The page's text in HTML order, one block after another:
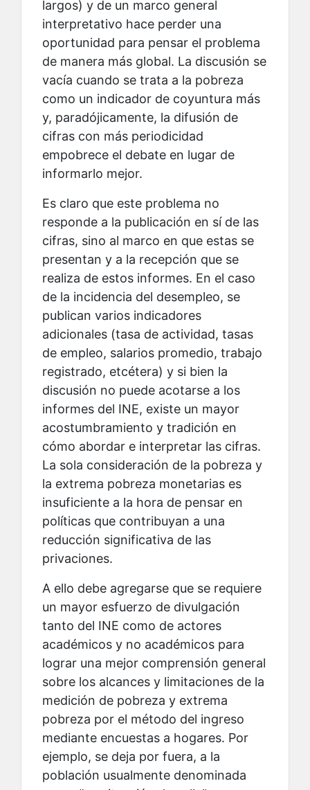
largos) y de un marco general
interpretativo hace perder una
oportunidad para pensar el problema
de manera más global. La discusión se
vacía cuando se trata a la pobreza
como un indicador de coyuntura más
y, paradójicamente, la difusión de
cifras con más periodicidad
empobrece el debate en lugar de
informarlo mejor.
Es claro que este problema no
responde a la publicación en sí de las
cifras, sino al marco en que estas se
presentan y a la recepción que se
realiza de estos informes. En el caso
de la incidencia del desempleo, se
publican varios indicadores
adicionales (tasa de actividad, tasas
de empleo, salarios promedio, trabajo
registrado, etcétera) y si bien la
discusión no puede acotarse a los
informes del INE, existe un mayor
acostumbramiento y tradición en
cómo abordar e interpretar las cifras.
La sola consideración de la pobreza y
la extrema pobreza monetarias es
insuficiente a la hora de pensar en
políticas que contribuyan a una
reducción significativa de las
privaciones.
A ello debe agregarse que se requiere
un mayor esfuerzo de divulgación
tanto del INE como de actores
académicos y no académicos para
lograr una mejor comprensión general
sobre los alcances y limitaciones de la
medición de pobreza y extrema
pobreza por el método del ingreso
mediante encuestas a hogares. Por
ejemplo, se deja por fuera, a la
población usualmente denominada